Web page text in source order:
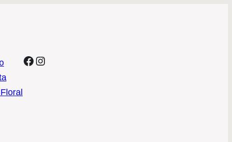
Facebook
Instagram